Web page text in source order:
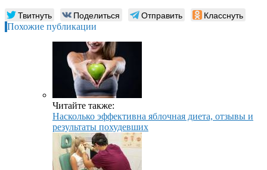
Твитнуть Поделиться Отправить Класснуть
Похожие публикации
Читайте также:
Насколько эффективна яблочная диета, отзывы и
результаты похудевших